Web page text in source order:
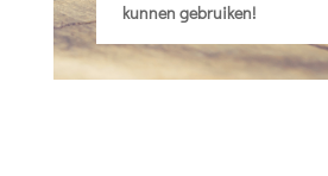
kunnen gebruiken!